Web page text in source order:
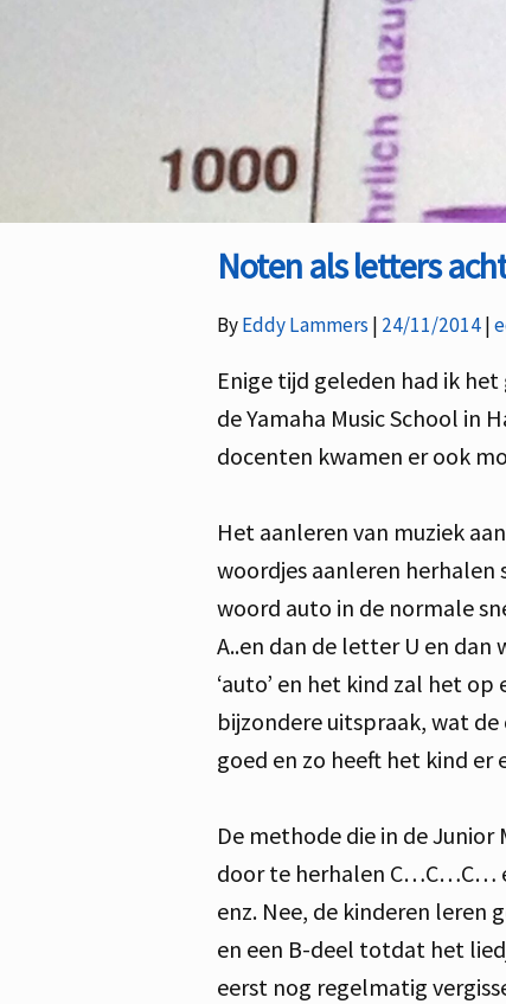
Noten als letters
ByEddy Lammers 24/11/2014
Enige tijd geleden had ik
de Yamaha Music School in
docenten kwamen er ook
Het aanleren van muziek
woordjes aanleren herhalen
woord auto in de normale
A..en dan de letter U en dan
‘auto’ en het kind zal het
bijzondere uitspraak, wat
goed en zo heeft het kind er
De methode die in de
door te herhalen C…C…C…
enz. Nee, de kinderen leren
en een B-deel totdat het
eerst nog regelmatig